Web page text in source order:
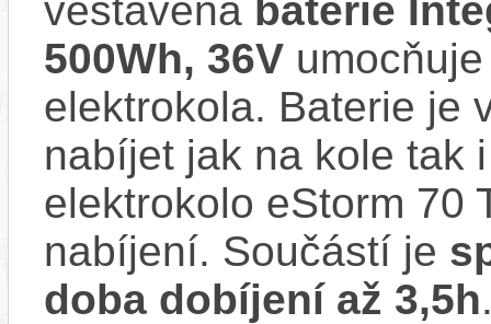
vestavěná baterie
500Wh, 36V
elektrokola. Baterie je
nabíjet jak na kole tak
elektrokolo eStorm 70
nabíjení. Součástí je
doba dobíjení až 3,5h